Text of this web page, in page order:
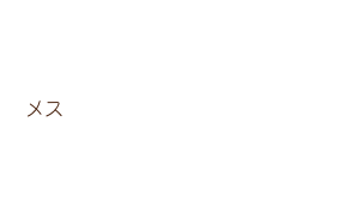
メス